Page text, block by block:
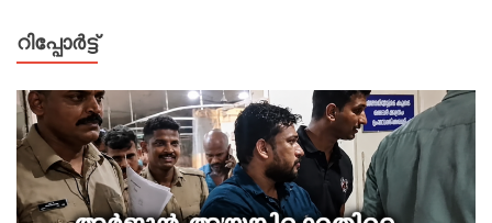
റിപ്പോര്‍ട്ട്